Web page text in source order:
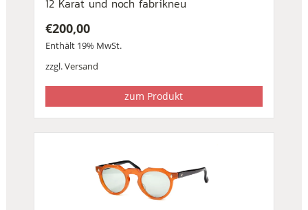
€200,00
Enthält 19% MwSt.
zzgl.Versand
zum Produkt